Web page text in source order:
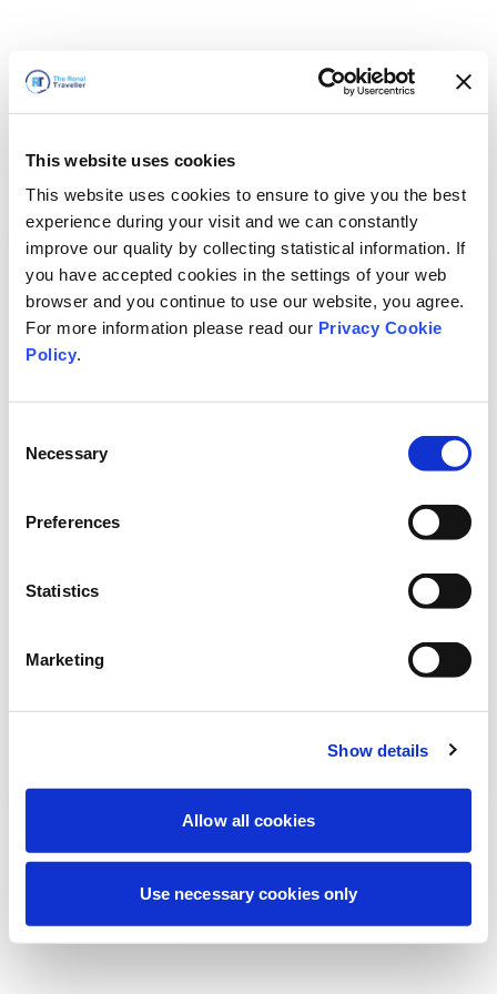
This website uses cookies
This website uses cookies to ensure to give you the best
experience during your visit and we can constantly
improve our quality by collecting statistical information. If
you have accepted cookies in the settings of your web
browser and you continue to use our website, you agree.
For more information please read our Privacy Cookie
Policy.
Selection
Necessary
Preferences
Statistics
Marketing
Show details
Allow all cookies
Use necessary cookies only
Vi utför för närvarande planerat underhåll